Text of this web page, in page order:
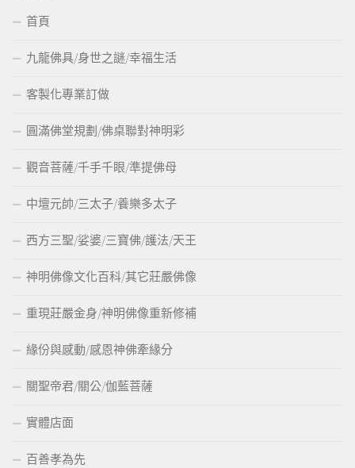
首頁
九龍佛具/身世之謎/幸福生活
客製化專業訂做
圓滿佛堂規劃/佛桌聯對神明彩
觀音菩薩/千手千眼/準提佛母
中壇元帥/三太子/養樂多太子
西方三聖/娑婆/三寶佛/護法/天王
神明佛像文化百科/其它莊嚴佛像
重現莊嚴金身/神明佛像重新修補
緣份與感動/感恩神佛牽緣分
關聖帝君/關公/伽藍菩薩
實體店面
百善孝為先